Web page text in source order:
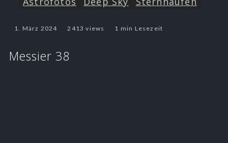
1. März 2024 2413 views 1 min Lesezeit
Messier 38